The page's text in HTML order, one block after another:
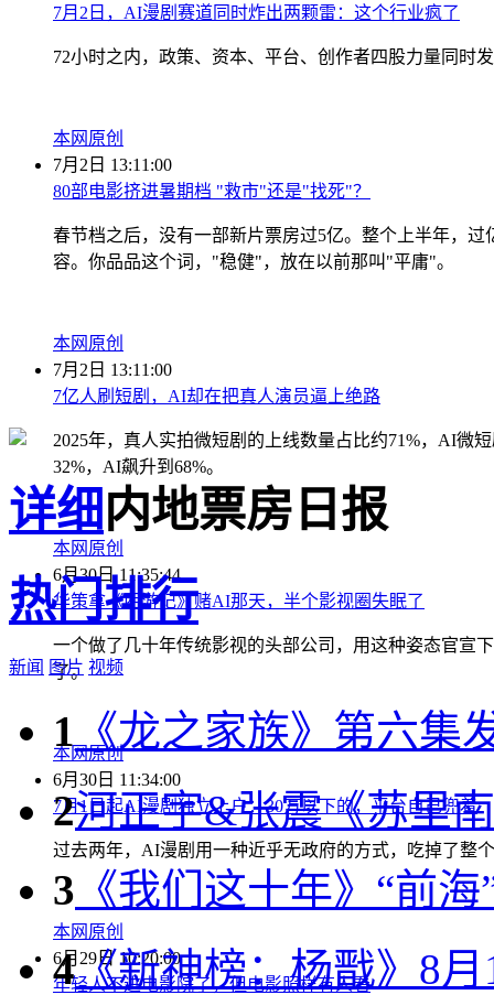
7月2日，AI漫剧赛道同时炸出两颗雷：这个行业疯了
72小时之内，政策、资本、平台、创作者四股力量同时
本网原创
7月2日 13:11:00
80部电影挤进暑期档 "救市"还是"找死"？
春节档之后，没有一部新片票房过5亿。整个上半年，
容。你品品这个词，"稳健"，放在以前那叫"平庸"。
本网原创
7月2日 13:11:00
7亿人刷短剧，AI却在把真人演员逼上绝路
2025年，真人实拍微短剧的上线数量占比约71%，AI
32%，AI飙升到68%。
本网原创
6月30日 11:35:44
华策拿《西游记》赌AI那天，半个影视圈失眠了
一个做了几十年传统影视的头部公司，用这种姿态官宣
了。
本网原创
6月30日 11:34:00
7月1日起AI漫剧独立上户：30万以下的，平台自己兜着
过去两年，AI漫剧用一种近乎无政府的方式，吃掉了整
本网原创
6月29日 10:20:00
年轻人不进电影院了，但电影照样有人看
详细 内地票房日报
热门排行
新闻 图片 视频
1
《龙之家族》第六集
2河正宇&张震《苏里
3 《我们这十年》“前
4《新神榜：杨戬》8